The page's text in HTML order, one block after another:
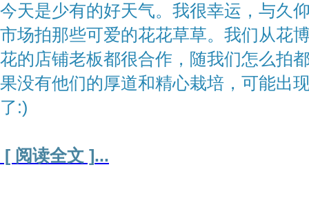
今天是少有的好天气。我很幸运，与久
市场拍那些可爱的花花草草。我们从花
花的店铺老板都很合作，随我们怎么拍
果没有他们的厚道和精心栽培，可能出
了:)
[ 阅读全文 ]...